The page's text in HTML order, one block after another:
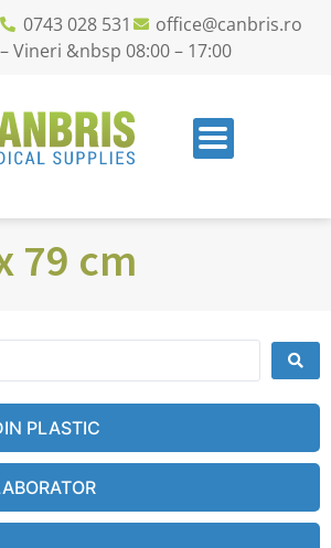
0743 028 531
office@canbris.ro
Vineri &nbsp 08:00 – 17:00
79 cm
PLASTIC